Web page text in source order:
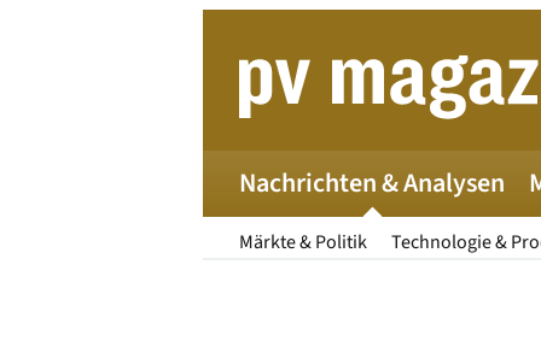
Nachrichten & Analysen
Märkte & Politik Technologie &